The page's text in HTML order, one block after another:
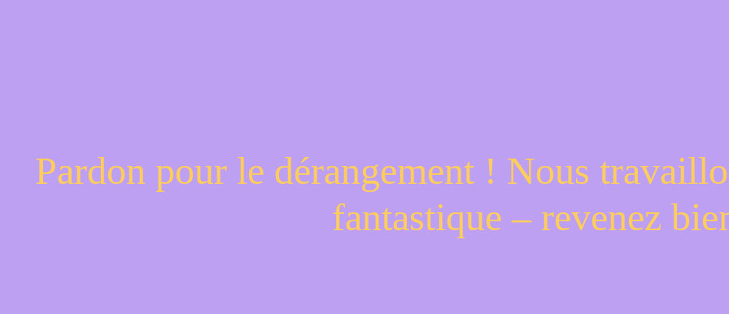
Pardon pour le dérangement ! Nous
fantastique – revenez